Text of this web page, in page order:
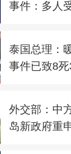
事件：多人
泰国总理：
事件已致8
外交部：中
岛新政府重